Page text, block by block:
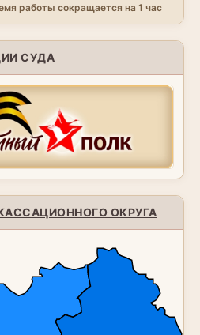
работы сокращается на 1 час
СУДА
ОКРУГА